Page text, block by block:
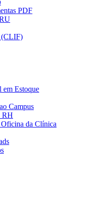
PDF
(CLIF)
em Estoque
Campus
RH
da Clínica